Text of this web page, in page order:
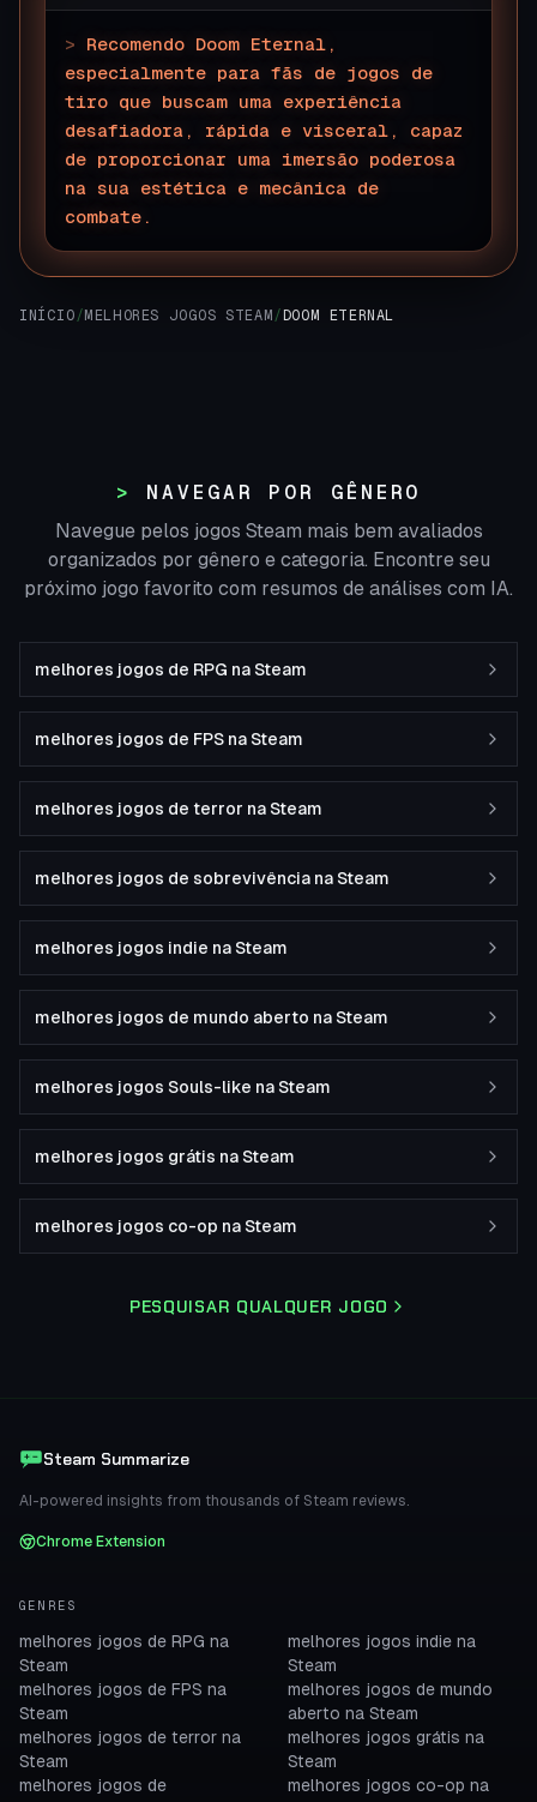
> Recomendo Doom Eternal,
especialmente para fãs de jogos de
tiro que buscam uma experiência
desafiadora, rápida e visceral, capaz
de proporcionar uma imersão poderosa
na sua estética e mecânica de
combate.
INÍCIO / MELHORES JOGOS STEAM / DOOM ETERNAL
NAVEGAR POR GÊNERO
Navegue pelos jogos Steam mais bem avaliados
organizados por gênero e categoria. Encontre seu
próximo jogo favorito com resumos de análises com IA.
melhores jogos de RPG na Steam
melhores jogos de FPS na Steam
melhores jogos de terror na Steam
melhores jogos de sobrevivência na Steam
melhores jogos indie na Steam
melhores jogos de mundo aberto na Steam
melhores jogos Souls-like na Steam
melhores jogos grátis na Steam
melhores jogos co-op na Steam
PESQUISAR QUALQUER JOGO
Steam Summarize
AI-powered insights from thousands of Steam reviews.
Chrome Extension
GENRES
melhores jogos de RPG na
Steam
melhores jogos de FPS na
Steam
melhores jogos de terror na
Steam
melhores jogos de
melhores jogos indie na
Steam
melhores jogos de mundo
aberto na Steam
melhores jogos grátis na
Steam
melhores jogos co-op na